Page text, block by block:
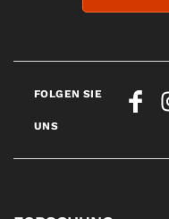
FOLGEN SIE
UNS